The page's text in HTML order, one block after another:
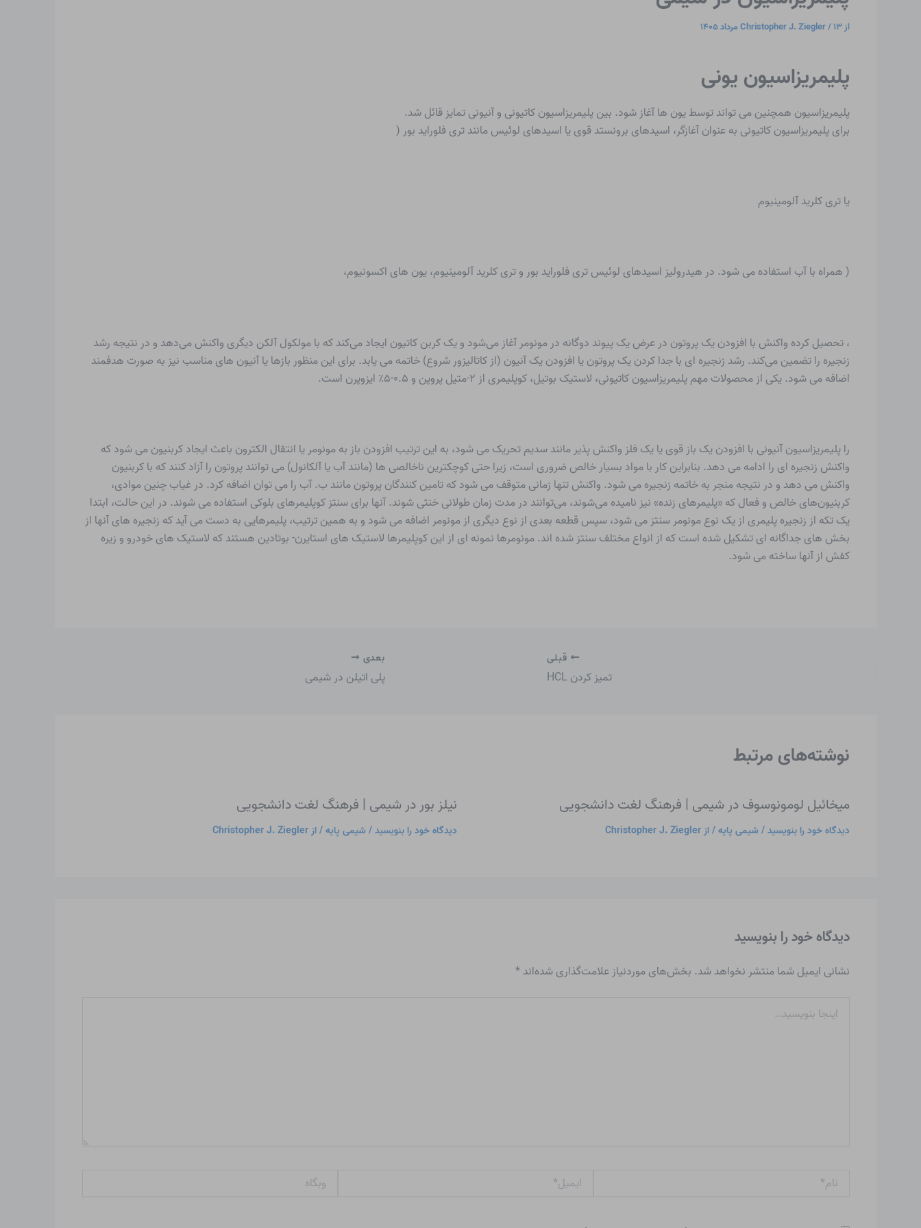
از Christopher J. Ziegler/۱۳ مرداد ۱۴۰۵
پلیمریزاسیون یونی
پلیمریزاسیون همچنین می تواند توسط یون ها آغاز شود. بین پلیمریزاسیون کاتیونی و آنیونی تمایز قائل شد.
برایپلیمریزاسیون کاتیونی به عنوان آغازگر، اسیدهای برونستد قوی یا اسیدهای لوئیس مانند تری فلوراید بور (
یا تری کلرید آلومینیوم
( همراه با آب استفاده می شود. در هیدرولیز اسیدهای لوئیس تری فلوراید بور و تری کلرید آلومینیوم، یون های اکسونیوم،
، تحصیل کرده واکنش با افزودن یک پروتون در عرض یک پیوند دوگانه در مونومر آغاز می‌شود و یک کربن کاتیون ایجاد می‌کند که با مولکول آلکن دیگری واکنش می‌دهد و در نتیجه رشد
زنجیره را تضمین می‌کند. رشد زنجیره ای با جدا کردن یک پروتون یا افزودن یک آنیون (از کاتالیزور شروع) خاتمه می یابد. برای این منظور بازها یا آنیون های مناسب نیز به صورت هدفمند
اضافه می شود. یکی از محصولات مهم پلیمریزاسیون کاتیونی، لاستیک بوتیل، کوپلیمری از ۲-متیل پروپن و ۰.۵-۵٪ ایزوپرن است.
راپلیمریزاسیون آنیونی با افزودن یک باز قوی یا یک فلز واکنش پذیر مانند سدیم تحریک می شود، به این ترتیب افزودن باز به مونومر یا انتقال الکترون باعث ایجاد کربنیون می شود که
واکنش زنجیره ای را ادامه می دهد. بنابراین کار با مواد بسیار خالص ضروری است، زیرا حتی کوچکترین ناخالصی ها (مانند آب یا آلکانول) می توانند پروتون را آزاد کنند که با کربنیون
واکنش می دهد و در نتیجه منجر به خاتمه زنجیره می شود. واکنش تنها زمانی متوقف می شود که تامین کنندگان پروتون مانند ب. آب را می توان اضافه کرد. در غیاب چنین موادی،
کربنیون‌های خالص و فعال که «پلیمرهای زنده» نیز نامیده می‌شوند، می‌توانند در مدت زمان طولانی خنثی شوند. آنها برای سنتز کوپلیمرهای بلوکی استفاده می شوند. در این حالت، ابتدا
یک تکه از زنجیره پلیمری از یک نوع مونومر سنتز می شود، سپس قطعه بعدی از نوع دیگری از مونومر اضافه می شود و به همین ترتیب، پلیمرهایی به دست می آید که زنجیره های آنها از
بخش های جداگانه ای تشکیل شده است که از انواع مختلف سنتز شده اند. مونومرها نمونه ای از این کوپلیمرها لاستیک های استایرن- بوتادین هستند که لاستیک های خودرو و زیره
کفش از آنها ساخته می شود.
قبلی
تمیز کردن HCL
بعدی
پلی اتیلن در شیمی
نوشته‌های مرتبط
میخائیل لومونوسوف در شیمی | فرهنگ لغت دانشجویی
دیدگاه‌ خود را بنویسید/ شیمی پایه/ ازChristopher J. Ziegler
نیلز بور در شیمی | فرهنگ لغت دانشجویی
دیدگاه‌ خود را بنویسید/ شیمی پایه/ ازChristopher J. Ziegler
دیدگاه‌ خود را بنویسید
نشانی ایمیل شما منتشر نخواهد شد. بخش‌های موردنیاز علامت‌گذاری شده‌اند*
بنویسید…
ایمیل*